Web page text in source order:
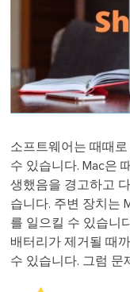
소프트웨어는 때때
수 있습니다. Mac은
생했음을 경고하고
습니다. 주변 장치는
를 일으킬 수 있습니
배터리가 제거될 때
수 있습니다. 그럼 문